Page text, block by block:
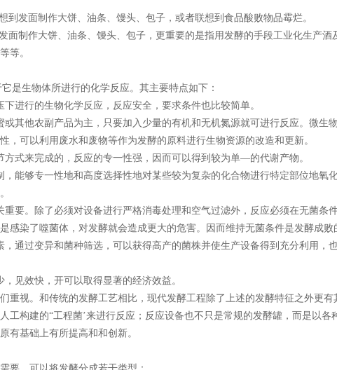
发面制作大饼、油条、馒头、包子，或者联想到食品酸败物品霉烂。
制作大饼、油条、馒头、包子，更重要的是指用发酵的手段工业化生产酒
等。
生物体所进行的化学反应。其主要特点如下：
行的生物化学反应，反应安全，要求条件也比较简单。
他农副产品为主，只要加入少量的有机和无机氮源就可进行反应。微生
可以利用废水和废物等作为发酵的原料进行生物资源的改造和更新。
来完成的，反应的专一性强，因而可以得到较为单—的代谢产物。
够专一性地和高度选择性地对某些较为复杂的化合物进行特定部位地氧
。除了必须对设备进行严格消毒处理和空气过滤外，反应必须在无菌条
感染了噬菌体，对发酵就会造成更大的危害。因而维持无菌条件是发酵成败
过变异和菌种筛选，可以获得高产的菌株并使生产设备得到充分利用，
效快，开可以取得显著的经济效益。
视。和传统的发酵工艺相比，现代发酵工程除了上述的发酵特征之外更有
工构建的“工程菌’来进行反应；反应设备也不只是常规的发酵罐，而是以各
有基础上有所提高和和创新。